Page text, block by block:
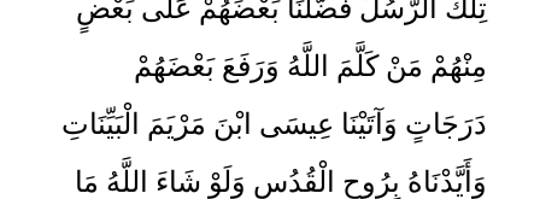
تِلْكَ الرُّسُلُ فَضَّلْنَا بَعْضَهُمْ عَلَى بَعْضٍ
مِنْهُمْ مَنْ كَلَّمَ اللَّهُ وَرَفَعَ بَعْضَهُمْ
دَرَجَاتٍ وَآتَيْنَا عِيسَى ابْنَ مَرْيَمَ الْبَيِّنَاتِ
وَأَيَّدْنَاهُ بِرُوحِ الْقُدُسِ وَلَوْ شَاءَ اللَّهُ مَا